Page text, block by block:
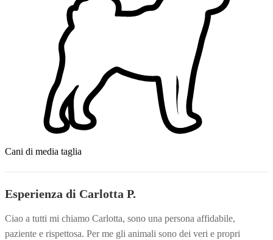
Cani di media taglia
Esperienza di Carlotta P.
Ciao a tutti mi chiamo Carlotta, sono una persona affidabile,
paziente e rispettosa. Per me gli animali sono dei veri e propri